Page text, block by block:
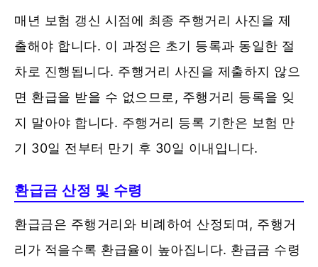
매년 보험 갱신 시점에 최종 주행거리 사진을 제
출해야 합니다. 이 과정은 초기 등록과 동일한 절
차로 진행됩니다. 주행거리 사진을 제출하지 않으
면 환급을 받을 수 없으므로, 주행거리 등록을 잊
지 말아야 합니다. 주행거리 등록 기한은 보험 만
기 30일 전부터 만기 후 30일 이내입니다.
환급금 산정 및 수령
환급금은 주행거리와 비례하여 산정되며, 주행거
리가 적을수록 환급율이 높아집니다. 환급금 수령